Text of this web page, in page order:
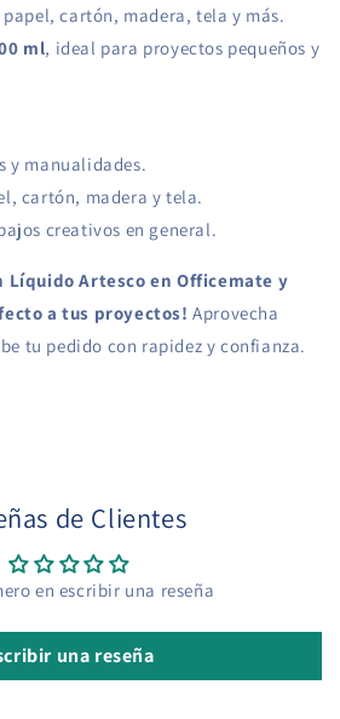
cartón, madera, tela y más.
ml, ideal para proyectos pequeños y
y manualidades.
cartón, madera y tela.
creativos en general.
Líquido Artesco en Officemate y
a tus proyectos! Aprovecha
tu pedido con rapidez y confianza.
de Clientes
en escribir una reseña
una reseña